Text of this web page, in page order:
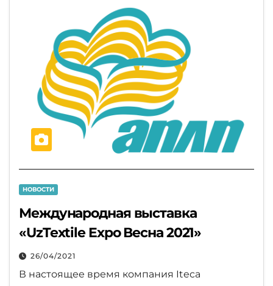
НОВОСТИ
Международная выставка
«UzTextile Expo Весна 2021»
26/04/2021
В настоящее время компания Iteca